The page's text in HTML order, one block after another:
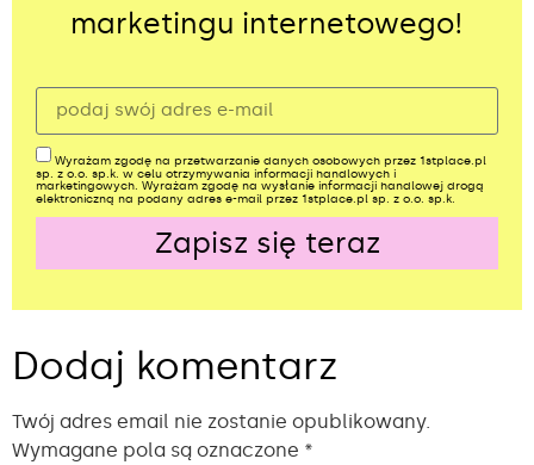
marketingu internetowego!
Wyrażam zgodę na przetwarzanie danych osobowych przez 1stplace.pl
sp. z o.o. sp.k. w celu otrzymywania informacji handlowych i
marketingowych. Wyrażam zgodę na wysłanie informacji handlowej drogą
elektroniczną na podany adres e-mail przez 1stplace.pl sp. z o.o. sp.k.
Zapisz się teraz
Dodaj komentarz
Twój adres email nie zostanie opublikowany.
Wymagane pola są oznaczone *